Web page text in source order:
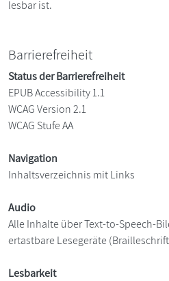
lesbar ist.
Barrierefreiheit
Status der Barrierefreiheit
EPUB Accessibility 1.1
WCAG Version 2.1
WCAG Stufe AA
Navigation
Inhaltsverzeichnis mit Links
Audio
Alle Inhalte über Text-to-Speech-
ertastbare Lesegeräte
Lesbarkeit